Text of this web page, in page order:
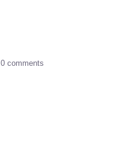
0 comments